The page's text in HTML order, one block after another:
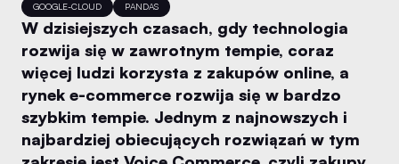
GOOGLE-CLOUD PANDAS
W dzisiejszych czasach, gdy technologia
rozwija się w zawrotnym tempie, coraz
więcej ludzi korzysta z zakupów online, a
rynek e-commerce rozwija się w bardzo
szybkim tempie. Jednym z najnowszych i
najbardziej obiecujących rozwiązań w tym